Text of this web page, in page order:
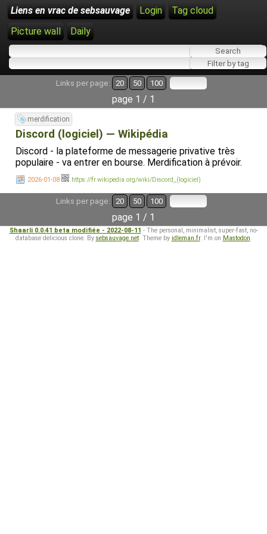
Liens en vrac de sebsauvage Login
Tag cloud
Picture wall
Daily
Links per page: 20 50 100
page 1 / 1
merdification
Discord (logiciel) — Wikipédia
Discord - la plateforme de messagerie privative très
populaire - va entrer en bourse. Merdification à prévoir.
2026-01-08 https://fr.wikipedia.org/wiki/Discord_(logiciel)
Links per page: 20 50 100
page 1 / 1
Shaarli 0.0.41 beta modifiée - 2022-08-11 - The personal, minimalist, super-fast, no-
database delicious clone. By sebsauvage.net. Theme by idleman.fr. I'm on Mastodon.